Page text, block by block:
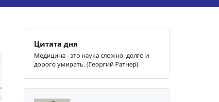
Цитата дня
Медицина - это наука сложно, долго и
дорого умирать. (Георгий Ратнер)